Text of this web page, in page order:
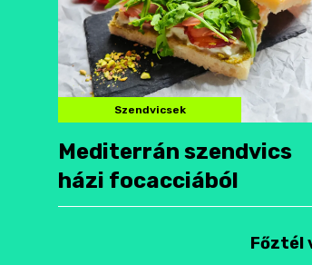
Szendvicsek
Mediterrán szendvics
házi focacciából
Főztél